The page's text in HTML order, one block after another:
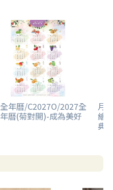
全年曆/C2027O/2027全
年曆(菊對開)-成為美好
月
繪
典